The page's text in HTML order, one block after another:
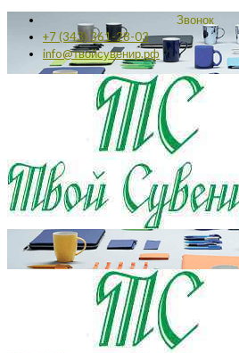
Звонок
+7 (343) 361-28-03
info@твойсувенир.рф